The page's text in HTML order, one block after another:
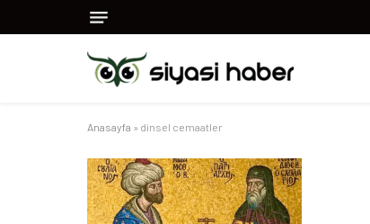
Anasayfa » dinsel cemaatler